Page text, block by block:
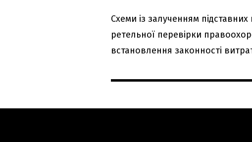
Схеми із залученням
ретельної перевірки
встановлення законності